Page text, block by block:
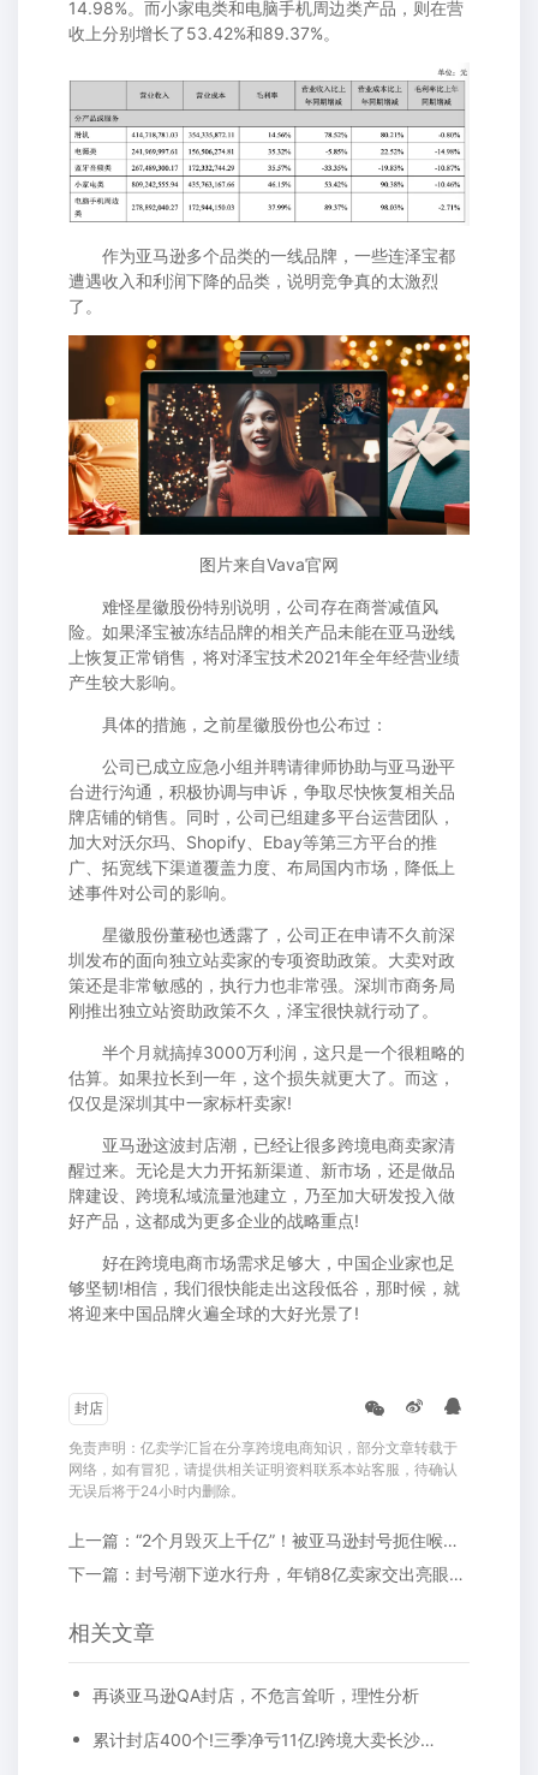
14.98%。而小家电类和电脑手机周边类产品，则在营
收上分别增长了53.42%和89.37%。
作为亚马逊多个品类的一线品牌，一些连泽宝都
遭遇收入和利润下降的品类，说明竞争真的太激烈
了。
图片来自Vava官网
难怪星徽股份特别说明，公司存在商誉减值风
险。如果泽宝被冻结品牌的相关产品未能在亚马逊线
上恢复正常销售，将对泽宝技术2021年全年经营业绩
产生较大影响。
具体的措施，之前星徽股份也公布过：
公司已成立应急小组并聘请律师协助与亚马逊平
台进行沟通，积极协调与申诉，争取尽快恢复相关品
牌店铺的销售。同时，公司已组建多平台运营团队，
加大对沃尔玛、Shopify、Ebay等第三方平台的推
广、拓宽线下渠道覆盖力度、布局国内市场，降低上
述事件对公司的影响。
星徽股份董秘也透露了，公司正在申请不久前深
圳发布的面向独立站卖家的专项资助政策。大卖对政
策还是非常敏感的，执行力也非常强。深圳市商务局
刚推出独立站资助政策不久，泽宝很快就行动了。
半个月就搞掉3000万利润，这只是一个很粗略的
估算。如果拉长到一年，这个损失就更大了。而这，
仅仅是深圳其中一家标杆卖家!
亚马逊这波封店潮，已经让很多跨境电商卖家清
醒过来。无论是大力开拓新渠道、新市场，还是做品
牌建设、跨境私域流量池建立，乃至加大研发投入做
好产品，这都成为更多企业的战略重点!
好在跨境电商市场需求足够大，中国企业家也足
够坚韧!相信，我们很快能走出这段低谷，那时候，就
将迎来中国品牌火遍全球的大好光景了!
封店
免责声明：亿卖学汇旨在分享跨境电商知识，部分文章转载于
网络，如有冒犯，请提供相关证明资料联系本站客服，待确认
无误后将于24小时内删除。
上一篇：“2个月毁灭上千亿”！被亚马逊封号扼住喉咙的中国卖家还有活路吗？
下一篇：封号潮下逆水行舟，年销8亿卖家交出亮眼答卷
相关文章
再谈亚马逊QA封店，不危言耸听，理性分析
累计封店400个!三季净亏11亿!跨境大卖长沙子公司将“非亚马逊”重点发展